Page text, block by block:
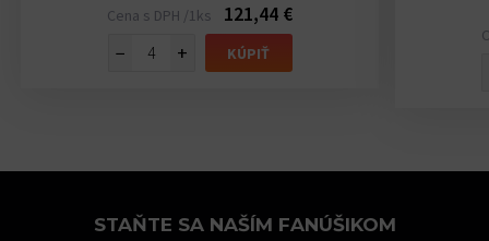
Cena s DPH /1ks
121,44 €
−
+ KÚPIŤ
STAŇTE SA NAŠÍM FANÚŠIKOM